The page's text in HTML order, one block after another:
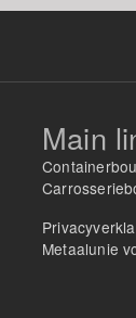
Main
Metaalunie